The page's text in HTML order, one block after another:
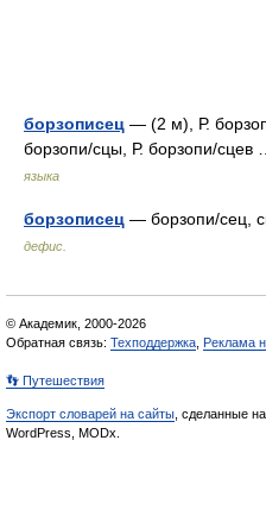
борзописец — (2 м), Р.
борзопи/сцы, Р. борзопи/
языка
борзописец — борзопи/сец,
дефис.
© Академик, 2000-2026
Обратная связь: Техподдержка Реклама
👣 Путешествия
Экспорт словарей на сайты , сделанные
WordPress, MODx.